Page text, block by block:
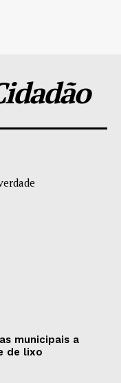
municipais a
de lixo